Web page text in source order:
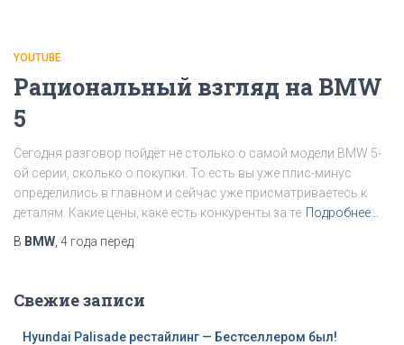
YOUTUBE
Рациональный взгляд на BMW
5
Сегодня разговор пойдёт не столько о самой модели BMW 5-
ой серии, сколько о покупки. То есть вы уже плис-минус
определились в главном и сейчас уже присматриваетесь к
деталям. Какие цены, каке есть конкуренты за те Подробнее…
В BMW 4 года перед
Свежие записи
Hyundai Palisade рестайлинг — Бестселлером был!